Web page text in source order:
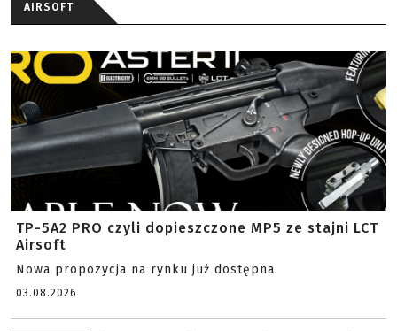
AIRSOFT
TP-5A2 PRO czyli dopieszczone MP5 ze stajni LCT
Airsoft
Nowa propozycja na rynku już dostępna.
03.08.2026